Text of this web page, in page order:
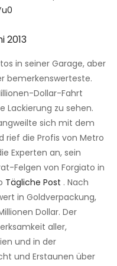
2013
in seiner Garage, aber
bemerkenswerteste.
Dollar-Fahrt
Lackierung zu sehen.
sich mit dem
rief die Profis von Metro
Experten an, sein
Felgen von Forgiato in
Tägliche Post . Nach
in Goldverpackung,
Dollar. Der
aller,
und in der
und Erstaunen über